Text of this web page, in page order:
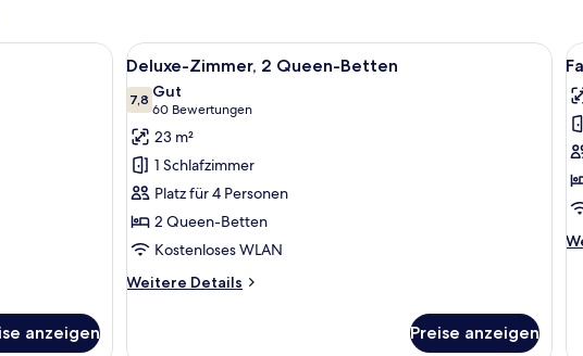
mit Bett, Nachttisch, Sessel, Schreibtisch und Fernseher.
anzeigen
Alle
Fotos
für
Deluxe-
Zimmer,
2 Queen-
Betten
anzeigen
Ein Hotelzimmer mit zwei Betten,
7
Deluxe-Zimmer, 2 Queen-Betten
7,87,8 von 10
Gut
60 Bewertungen
(60
Bewertungen)
23 m²
1 Schlafzimmer
Platz für 4 Personen
2 Queen-Betten
Kostenloses WLAN
Weitere Details
Weitere
Preise anzeigen